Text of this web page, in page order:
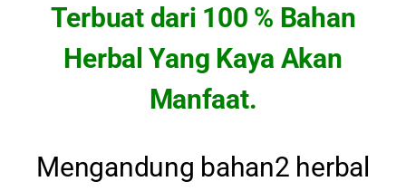
Terbuat dari 100 % Bahan
Herbal Yang Kaya Akan
Manfaat.
Mengandung bahan2 herbal